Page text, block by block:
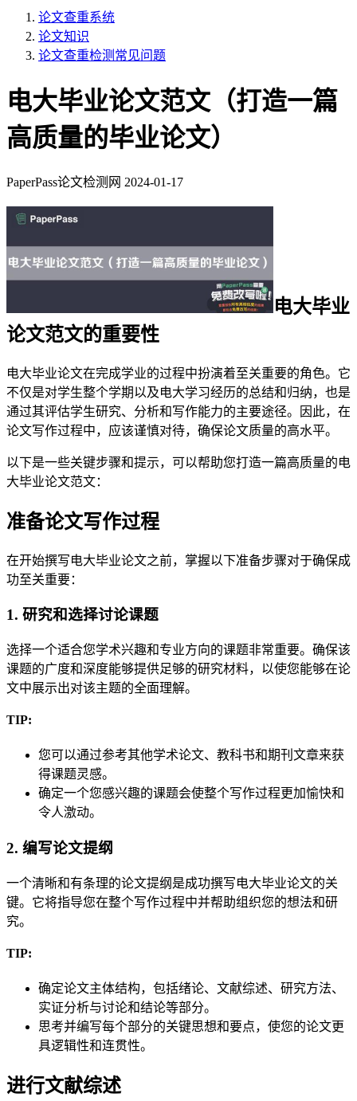
论文查重系统
论文知识
论文查重检测常见问题
电大毕业论文范文（打造一篇
高质量的毕业论文）
PaperPass论文检测网 2024-01-17
电大毕业
论文范文的重要性
电大毕业论文在完成学业的过程中扮演着至关重要的角色。它
不仅是对学生整个学期以及电大学习经历的总结和归纳，也是
通过其评估学生研究、分析和写作能力的主要途径。因此，在
论文写作过程中，应该谨慎对待，确保论文质量的高水平。
以下是一些关键步骤和提示，可以帮助您打造一篇高质量的电
大毕业论文范文：
准备论文写作过程
在开始撰写电大毕业论文之前，掌握以下准备步骤对于确保成
功至关重要：
1. 研究和选择讨论课题
选择一个适合您学术兴趣和专业方向的课题非常重要。确保该
课题的广度和深度能够提供足够的研究材料，以使您能够在论
文中展示出对该主题的全面理解。
TIP:
您可以通过参考其他学术论文、教科书和期刊文章来获
得课题灵感。
确定一个您感兴趣的课题会使整个写作过程更加愉快和
令人激动。
2. 编写论文提纲
一个清晰和有条理的论文提纲是成功撰写电大毕业论文的关
键。它将指导您在整个写作过程中并帮助组织您的想法和研
究。
TIP:
确定论文主体结构，包括绪论、文献综述、研究方法、
实证分析与讨论和结论等部分。
思考并编写每个部分的关键思想和要点，使您的论文更
具逻辑性和连贯性。
进行文献综述